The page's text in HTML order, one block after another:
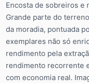
Encosta de sobreiros e
Grande parte do
da moradia, pontuada
exemplares não só
rendimento pela
rendimento recorrente
com economia real.